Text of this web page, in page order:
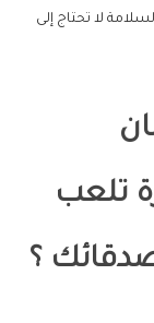
لا تحتاج إلى
تلعب
؟